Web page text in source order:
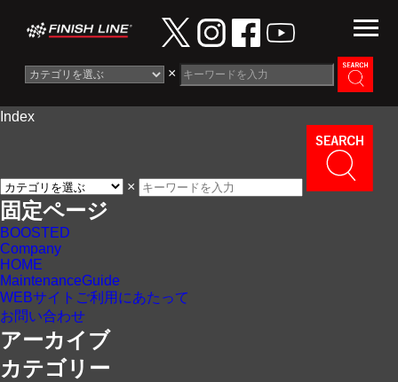
×
Information
Maintenance Guide
Contact
Index
×
固定ページ
BOOSTED
Company
HOME
MaintenanceGuide
WEBサイトご利用にあたって
お問い合わせ
アーカイブ
カテゴリー